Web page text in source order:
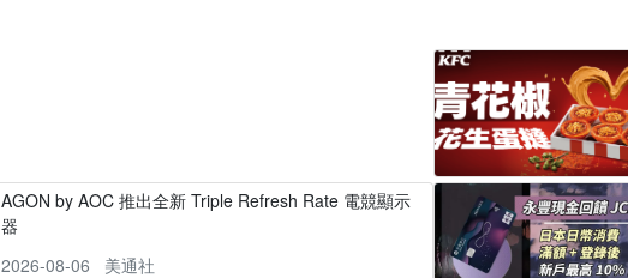
AGON by AOC 推出全新 Triple Refresh Rate 電競顯示
器
2026-08-06
美通社